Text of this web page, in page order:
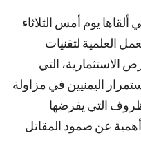
يوم أمس الثلاثاء
العلمية لتقنيات
الاستثمارية، التي
اليمنيين في مزاولة
التي يفرضها
عن صمود المقاتل